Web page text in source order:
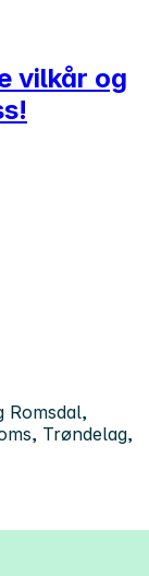
vilkår og
Romsdal,
Trøndelag,